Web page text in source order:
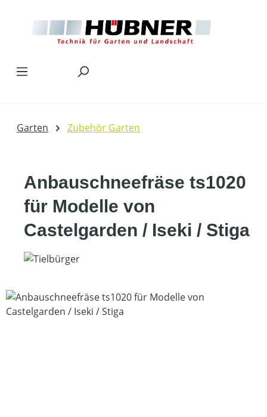
Garten Zubehör Garten
Anbauschneefräse ts1020
für Modelle von
Castelgarden / Iseki / Stiga
Bildergalerie überspringen